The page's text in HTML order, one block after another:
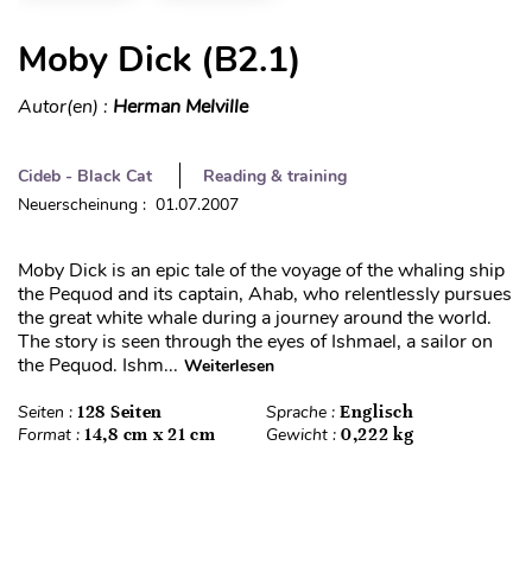
Moby Dick (B2.1)
Autor(en) : Herman Melville
Cideb - Black Cat
Reading & training
Neuerscheinung : 01.07.2007
Moby Dick is an epic tale of the voyage of the whaling ship
the Pequod and its captain, Ahab, who relentlessly pursues
the great white whale during a journey around the world.
The story is seen through the eyes of Ishmael, a sailor on
the Pequod. Ishm... Weiterlesen
Seiten : 128 Seiten Sprache : Englisch
Format : 14,8 cm x 21 cm Gewicht : 0,222 kg